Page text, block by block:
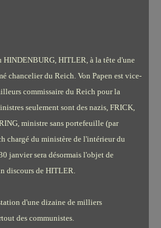
HINDENBURG, HITLER, à la tête d'une
chancelier du Reich. Von Papen est vice-
commissaire du Reich pour la
seulement sont des nazis, FRICK,
ministre sans portefeuille (par
chargé du ministère de l'intérieur du
janvier sera désormais l'objet de
discours de HITLER.
d'une dizaine de milliers
des communistes.